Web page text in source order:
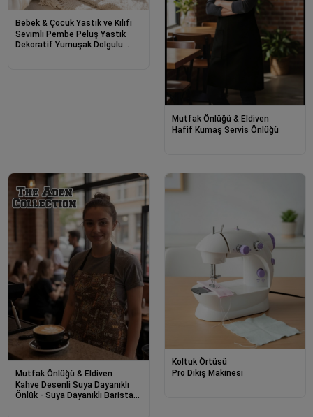
Bebek & Çocuk Yastık ve Kılıfı
Sevimli Pembe Peluş Yastık
Dekoratif Yumuşak Dolgulu
Mutfak Önlüğü & Eldiven
Hafif Kumaş Servis Önlüğü
Mutfak Önlüğü & Eldiven
Kahve Desenli Suya Dayanıklı
Önlük - Suya Dayanıklı Barista
Koltuk Örtüsü
Pro Dikiş Makinesi